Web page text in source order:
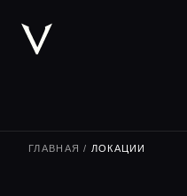
ГЛАВНАЯ / ЛОКАЦИИ